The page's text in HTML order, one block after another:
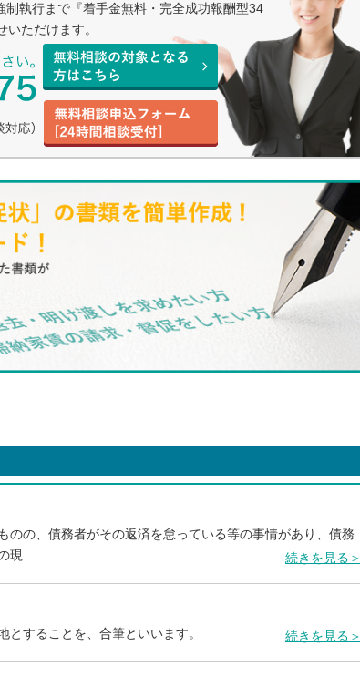
執行まで『着手金無料・完全成功報酬型34
ただけます。
のの、債務者がその返済を怠っている等の事情があり、債務
現 …
続きを見る＞
することを、合筆といいます。
続きを見る＞